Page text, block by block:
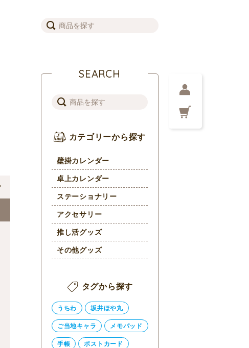
SEARCH
カテゴリーから探す
壁掛カレンダー
卓上カレンダー
ステーショナリー
アクセサリー
推し活グッズ
その他グッズ
タグから探す
うちわ 坂井ほや丸
ご当地キャラ メモパッド
手帳 ポストカード